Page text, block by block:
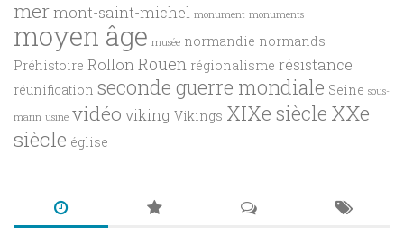
mermont-saint-michel monument monuments
moyen âge musée normandie normands
Préhistoire Rollon Rouen régionalisme résistance
réunification seconde guerre mondiale Seine sous-
marin usine vidéo viking Vikings XIXe siècle XXe
siècle église